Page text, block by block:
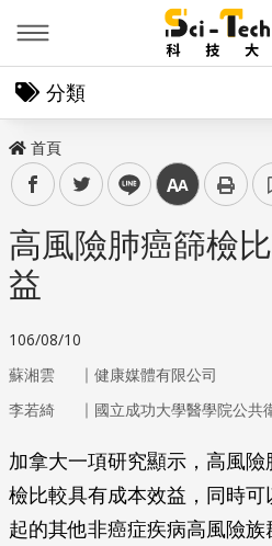
分類
首頁
facebooktwitter line 中
高風險肺癌篩檢
益
106/08/10
蘇湘雲 ｜ 健康媒體有限公司
李若綺
｜ 國立成功大學醫學院公共
加拿大一項研究顯示，高風
檢比較具有成本效益，同時可
起的其他非癌症疾病高風險